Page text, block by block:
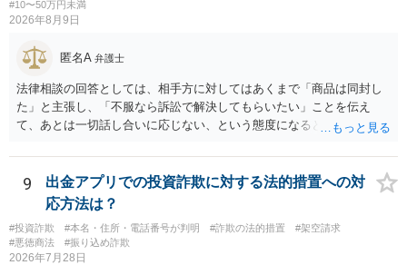
#10〜50万円未満
2026年8月9日
匿名A 弁護士
法律相談の回答としては、相手方に対してはあくまで「商品は同封し
た」と主張し、「不服なら訴訟で解決してもらいたい」ことを伝え
て、あとは一切話し合いに応じない、という態度になると思います。
可能性もありますが、「返金は絶対にしたくありません」ということ
であれば、徹底的に強気で対応することになるでしょう。
9
出金アプリでの投資詐欺に対する法的措置への対
応方法は？
#投資詐欺 #本名・住所・電話番号が判明 #詐欺の法的措置
#架空請求
#悪徳商法
#振り込め詐欺
2026年7月28日